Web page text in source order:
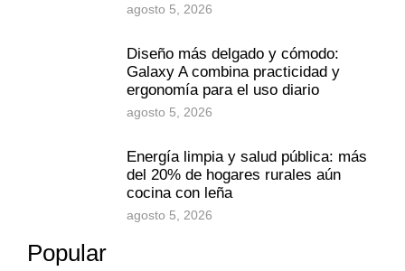
agosto 5, 2026
Diseño más delgado y cómodo:
Galaxy A combina practicidad y
ergonomía para el uso diario
agosto 5, 2026
Energía limpia y salud pública: más
del 20% de hogares rurales aún
cocina con leña
agosto 5, 2026
Popular